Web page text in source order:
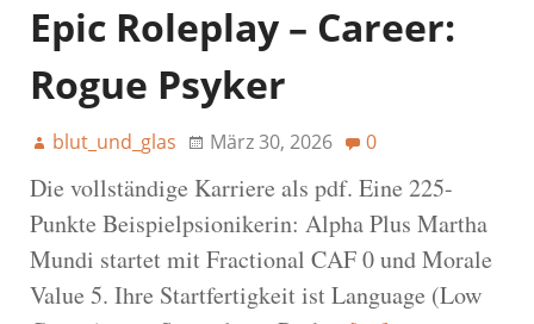
Epic Roleplay – Career:
Rogue Psyker
blut_und_glas März 30, 2026 0
Die vollständige Karriere als pdf. Eine 225-
Punkte Beispielpsionikerin: Alpha Plus Martha
Mundi startet mit Fractional CAF 0 und Morale
Value 5. Ihre Startfertigkeit ist Language (Low